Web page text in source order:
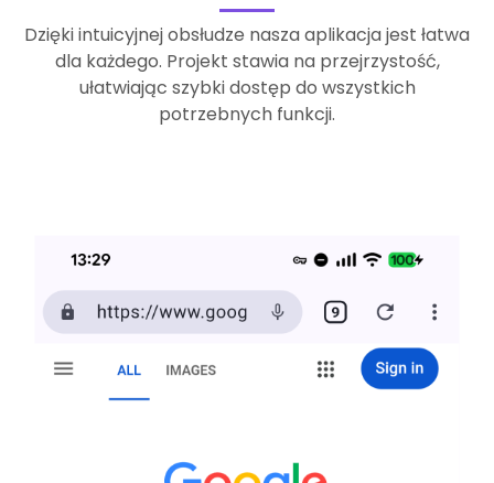
Dzięki intuicyjnej obsłudze nasza aplikacja jest łatwa
dla każdego. Projekt stawia na przejrzystość,
ułatwiając szybki dostęp do wszystkich
potrzebnych funkcji.